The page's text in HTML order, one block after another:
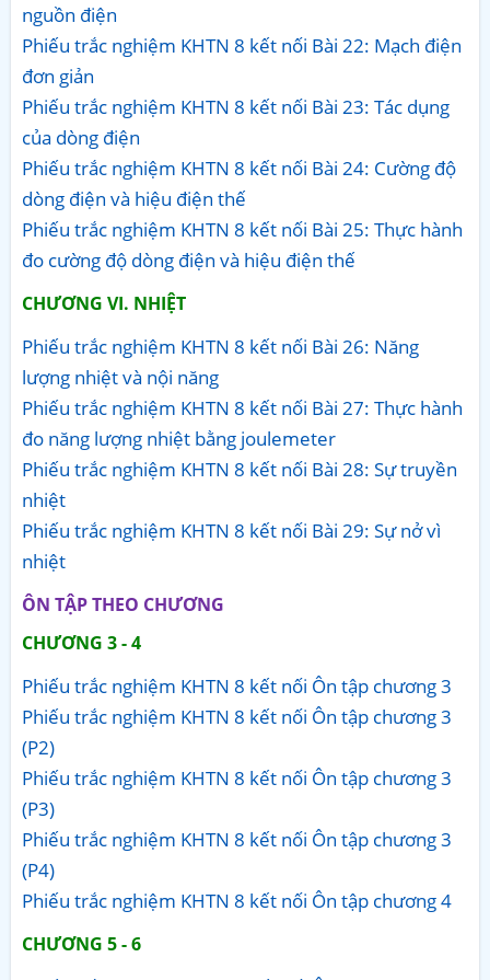
nguồn điện
Phiếu trắc nghiệm KHTN 8 kết nối Bài 22: Mạch điện
đơn giản
Phiếu trắc nghiệm KHTN 8 kết nối Bài 23: Tác dụng
của dòng điện
Phiếu trắc nghiệm KHTN 8 kết nối Bài 24: Cường độ
dòng điện và hiệu điện thế
Phiếu trắc nghiệm KHTN 8 kết nối Bài 25: Thực hành
đo cường độ dòng điện và hiệu điện thế
CHƯƠNG VI. NHIỆT
Phiếu trắc nghiệm KHTN 8 kết nối Bài 26: Năng
lượng nhiệt và nội năng
Phiếu trắc nghiệm KHTN 8 kết nối Bài 27: Thực hành
đo năng lượng nhiệt bằng joulemeter
Phiếu trắc nghiệm KHTN 8 kết nối Bài 28: Sự truyền
nhiệt
Phiếu trắc nghiệm KHTN 8 kết nối Bài 29: Sự nở vì
nhiệt
ÔN TẬP THEO CHƯƠNG
CHƯƠNG 3 - 4
Phiếu trắc nghiệm KHTN 8 kết nối Ôn tập chương 3
Phiếu trắc nghiệm KHTN 8 kết nối Ôn tập chương 3
(P2)
Phiếu trắc nghiệm KHTN 8 kết nối Ôn tập chương 3
(P3)
Phiếu trắc nghiệm KHTN 8 kết nối Ôn tập chương 3
(P4)
Phiếu trắc nghiệm KHTN 8 kết nối Ôn tập chương 4
CHƯƠNG 5 - 6